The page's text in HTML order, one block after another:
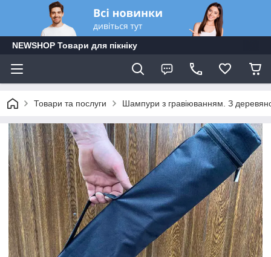
NEWSHOP Товари для пікніку
Товари та послуги Шампури з гравіюванням. З